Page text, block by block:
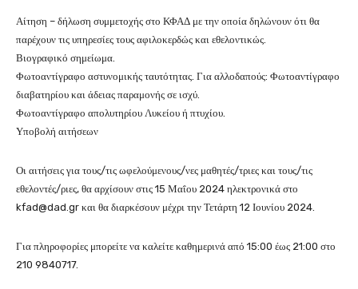
Αίτηση – δήλωση συμμετοχής στο ΚΦΑΔ με την οποία δηλώνουν ότι θα
παρέχουν τις υπηρεσίες τους αφιλοκερδώς και εθελοντικώς.
Βιογραφικό σημείωμα.
Φωτοαντίγραφο αστυνομικής ταυτότητας. Για αλλοδαπούς: Φωτοαντίγραφο
διαβατηρίου και άδειας παραμονής σε ισχύ.
Φωτοαντίγραφο απολυτηρίου Λυκείου ή πτυχίου.
Υποβολή αιτήσεων
Οι αιτήσεις για τους/τις ωφελούμενους/νες μαθητές/τριες και τους/τις
εθελοντές/ριες, θα αρχίσουν στις 15 Μαΐου 2024 ηλεκτρονικά στο
kfad@dad.gr και θα διαρκέσουν μέχρι την Τετάρτη 12 Ιουνίου 2024.
Για πληροφορίες μπορείτε να καλείτε καθημερινά από 15:00 έως 21:00 στο
210 9840717.